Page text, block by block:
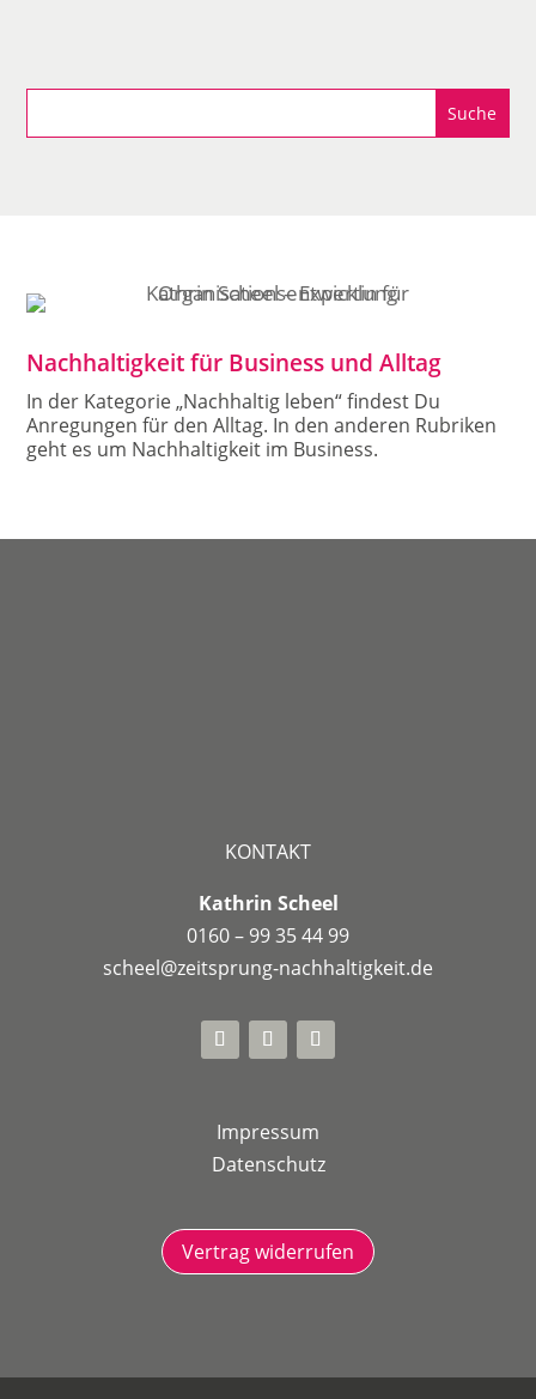
Nachhaltigkeit für Business und Alltag
In der Kategorie „Nachhaltig leben“ findest Du
Anregungen für den Alltag. In den anderen Rubriken
geht es um Nachhaltigkeit im Business.
KONTAKT
Kathrin Scheel
0160 – 99 35 44 99
scheel@zeitsprung-nachhaltigkeit.de
Impressum
Datenschutz
Vertrag widerrufen